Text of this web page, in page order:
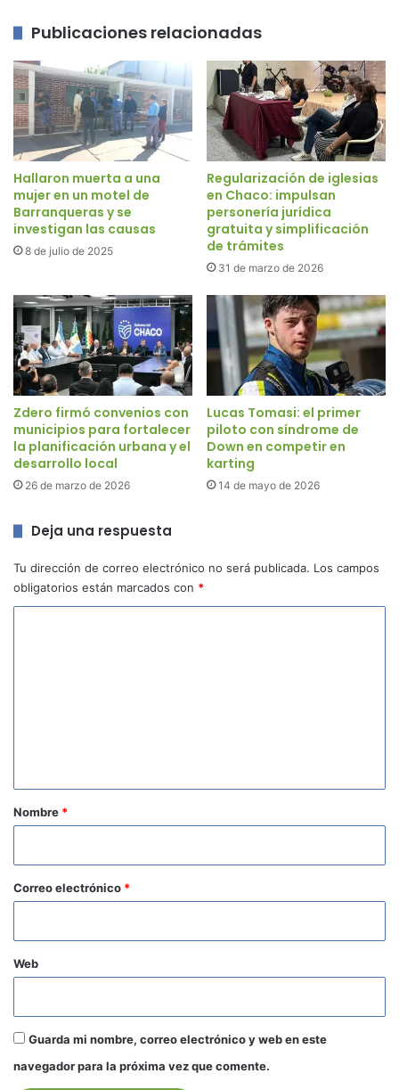
Publicaciones relacionadas
Hallaron muerta a una
mujer en un motel de
Barranqueras y se
investigan las causas
8 de julio de 2025
Regularización de iglesias
en Chaco: impulsan
personería jurídica
gratuita y simplificación
de trámites
31 de marzo de 2026
Zdero firmó convenios con
municipios para fortalecer
la planificación urbana y el
desarrollo local
26 de marzo de 2026
Lucas Tomasi: el primer
piloto con síndrome de
Down en competir en
karting
14 de mayo de 2026
Deja una respuesta
Tu dirección de correo electrónico no será publicada. Los campos
obligatorios están marcados con *
r
o
*
Nombre *
Correo electrónico *
Web
Guarda mi nombre, correo electrónico y web en este
navegador para la próxima vez que comente.